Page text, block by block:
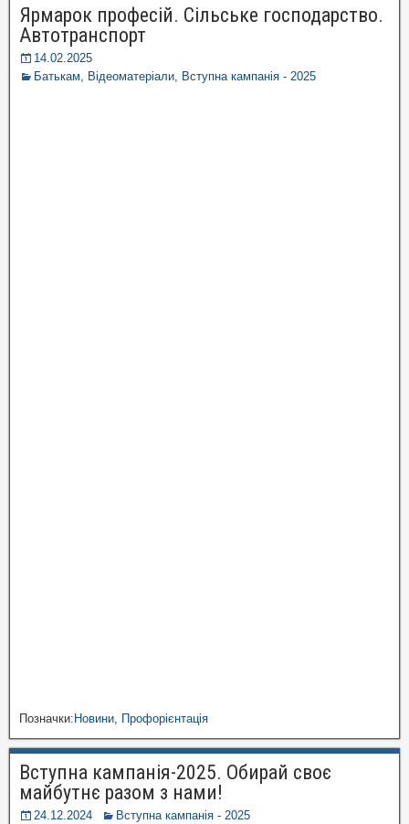
Ярмарок професій. Сільське господарство.
Автотранспорт
14.02.2025
Батькам, Відеоматеріали, Вступна кампанія - 2025
Позначки: Новини, Профорієнтація
Вступна кампанія-2025. Обирай своє
майбутнє разом з нами!
24.12.2024 Вступна кампанія - 2025